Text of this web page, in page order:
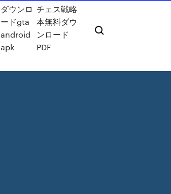
ダウンロ
ードgta
android
apk
チェス戦略
本無料ダウ
ンロード
PDF